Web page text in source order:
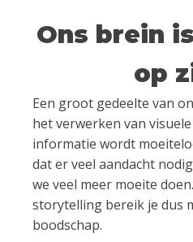
Ons brein
op
Een groot gedeelte van
het verwerken van
informatie wordt
dat er veel aandacht
we veel meer moeite doen.
storytelling bereik je dus
boodschap.